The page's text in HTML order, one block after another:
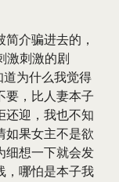
介骗进去的，
激刺激的剧
道为什么我觉得
要，比人妻本子
还迎，我也不知
如果女主不是欲
细想一下就会发
，哪怕是本子我